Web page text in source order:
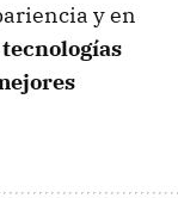
y en